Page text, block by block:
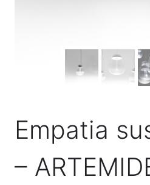
Empatia
–